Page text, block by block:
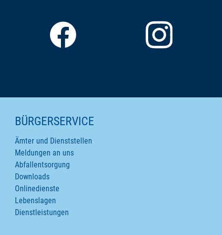
SEITENINHALTE
BÜRGERSERVICE
Ämter und Dienststellen
Meldungen an uns
Abfallentsorgung
Downloads
Onlinedienste
Lebenslagen
Dienstleistungen